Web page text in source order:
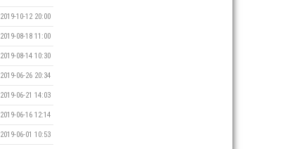
2019-10-12 20:00
2019-08-18 11:00
2019-08-14 10:30
2019-06-26 20:34
2019-06-21 14:03
2019-06-16 12:14
2019-06-01 10:53